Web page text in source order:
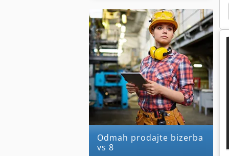
Odmah prodajte bizerba
vs 8
Trgovina Vaga Linearna Aktuatore